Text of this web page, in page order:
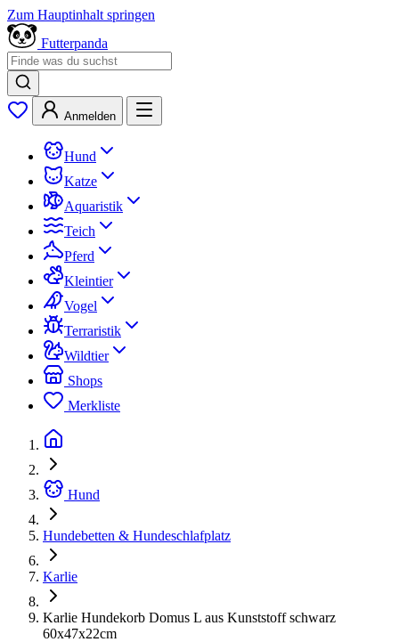
Zum Hauptinhalt springen
Futterpanda
Anmelden
Hund
Katze
Aquaristik
Teich
Pferd
Kleintier
Vogel
Terraristik
Wildtier
Shops
Merkliste
Hund
Hundebetten & Hundeschlafplatz
Karlie
Karlie Hundekorb Domus L aus Kunststoff schwarz
60x47x22cm